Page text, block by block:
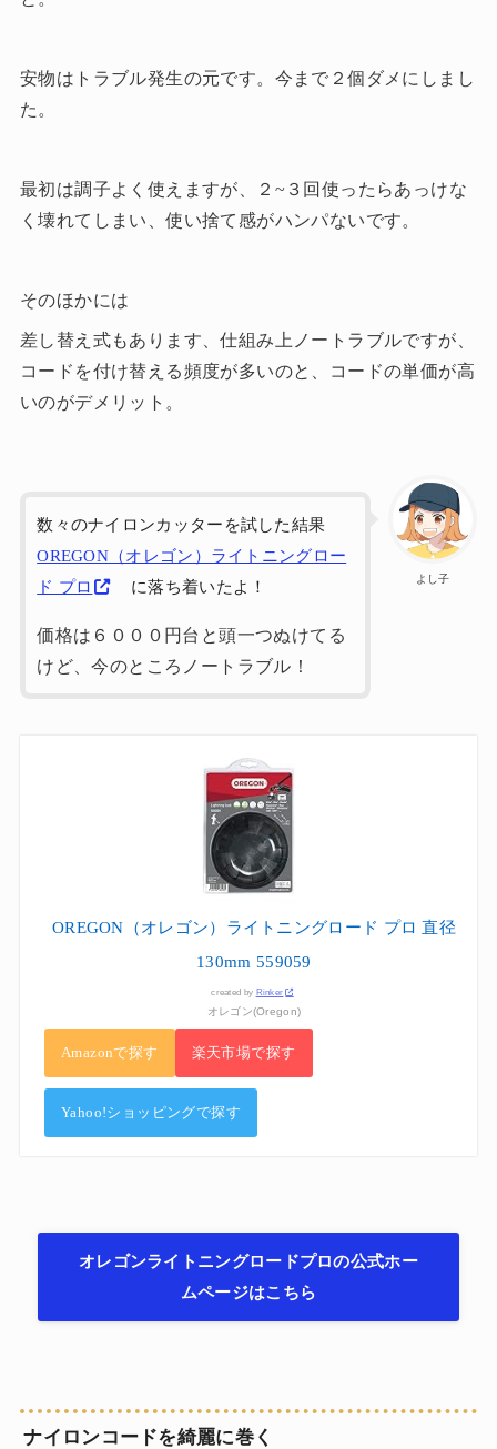
安物はトラブル発生の元です。今まで２個ダメにしまし
た。
最初は調子よく使えますが、２~３回使ったらあっけな
く壊れてしまい、使い捨て感がハンパないです。
そのほかには
差し替え式もあります、仕組み上ノートラブルですが、
コードを付け替える頻度が多いのと、コードの単価が高
いのがデメリット。
よし子
数々のナイロンカッターを試した結果
OREGON（オレゴン）ライトニングロー
ド プロ
に落ち着いたよ！
価格は６０００円台と頭一つぬけてる
けど、今のところノートラブル！
OREGON（オレゴン）ライトニングロード プロ 直径
130mm 559059
created by Rinker
オレゴン(Oregon)
Amazonで探す 楽天市場で探す
Yahoo!ショッピングで探す
オレゴンライトニングロードプロの公式ホー
ムページはこちら
ナイロンコードを綺麗に巻く